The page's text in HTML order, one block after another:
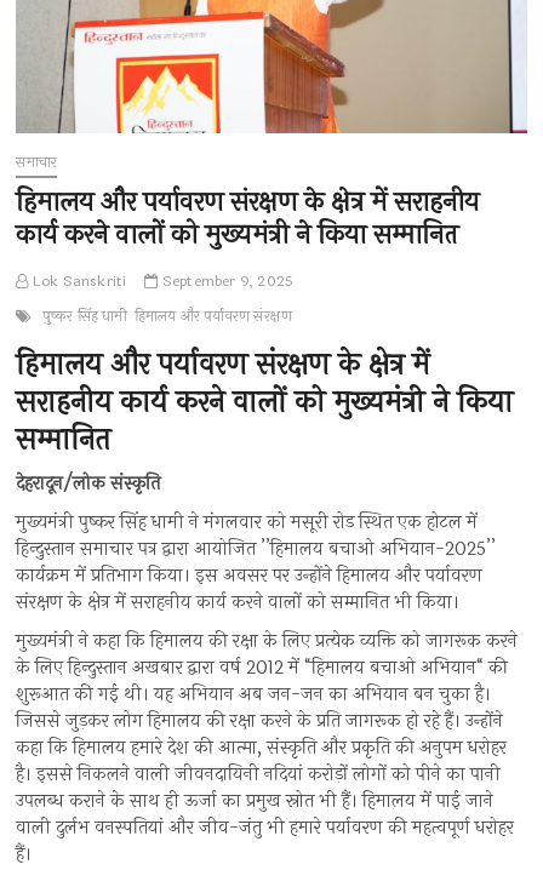
समाचार
हिमालय और पर्यावरण संरक्षण के क्षेत्र में सराहनीय
कार्य करने वालों को मुख्यमंत्री ने किया सम्मानित
Lok Sanskriti
September 9, 2025
पुष्कर सिंह धामी हिमालय और पर्यावरण संरक्षण
हिमालय और पर्यावरण संरक्षण के क्षेत्र में
सराहनीय कार्य करने वालों को मुख्यमंत्री ने किया
सम्मानित
देहरादून/लोक संस्कृति
मुख्यमंत्री पुष्कर सिंह धामी ने मंगलवार को मसूरी रोड स्थित एक होटल में
हिन्दुस्तान समाचार पत्र द्वारा आयोजित ’’हिमालय बचाओ अभियान-2025’’
कार्यक्रम में प्रतिभाग किया। इस अवसर पर उन्होंने हिमालय और पर्यावरण
संरक्षण के क्षेत्र में सराहनीय कार्य करने वालों को सम्मानित भी किया।
मुख्यमंत्री ने कहा कि हिमालय की रक्षा के लिए प्रत्येक व्यक्ति को जागरूक करने
के लिए हिन्दुस्तान अखबार द्वारा वर्ष 2012 में “हिमालय बचाओ अभियान“ की
शुरूआत की गई थी। यह अभियान अब जन-जन का अभियान बन चुका है।
जिससे जुड़कर लोग हिमालय की रक्षा करने के प्रति जागरूक हो रहे हैं। उन्होंने
कहा कि हिमालय हमारे देश की आत्मा, संस्कृति और प्रकृति की अनुपम धरोहर
है। इससे निकलने वाली जीवनदायिनी नदियां करोड़ों लोगों को पीने का पानी
उपलब्ध कराने के साथ ही ऊर्जा का प्रमुख स्रोत भी हैं। हिमालय में पाई जाने
वाली दुर्लभ वनस्पतियां और जीव-जंतु भी हमारे पर्यावरण की महत्वपूर्ण धरोहर
हैं।